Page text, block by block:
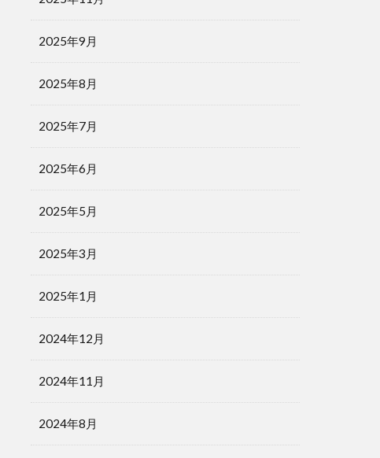
2025年9月
2025年8月
2025年7月
2025年6月
2025年5月
2025年3月
2025年1月
2024年12月
2024年11月
2024年8月